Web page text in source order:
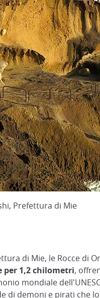
Prefettura di Mie
di Mie, le Rocce di
per 1,2 chilometri,
mondiale
di demoni e pirati